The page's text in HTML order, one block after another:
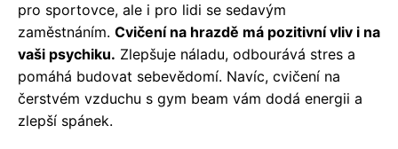
pro sportovce, ale i pro lidi se sedavým
zaměstnáním. Cvičení na hrazdě má pozitivní vliv i na
vaši psychiku. Zlepšuje náladu, odbourává stres a
pomáhá budovat sebevědomí. Navíc, cvičení na
čerstvém vzduchu s gym beam vám dodá energii a
zlepší spánek.